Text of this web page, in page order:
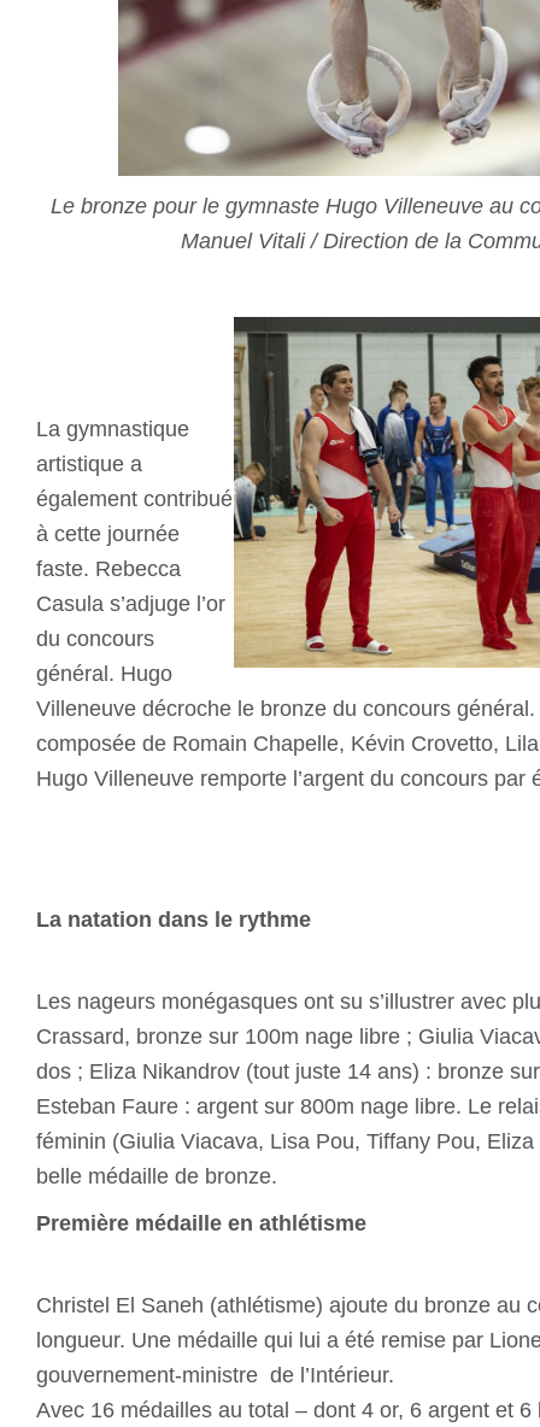
Le bronze pour le gymnaste Hugo Villeneuve au
Manuel Vitali / Direction de la
La gymnastique
artistique a
également contribué
à cette journée
faste. Rebecca
Casula s’adjuge l’or
du concours
général. Hugo
Villeneuve décroche le bronze du concours général.
composée de Romain Chapelle, Kévin Crovetto,
Hugo Villeneuve remporte l’argent du concours par
La natation dans le rythme
Les nageurs monégasques ont su s’illustrer avec
Crassard, bronze sur 100m nage libre ; Giulia
dos ; Eliza Nikandrov (tout juste 14 ans) : bronze
Esteban Faure : argent sur 800m nage libre. Le
féminin (Giulia Viacava, Lisa Pou, Tiffany Pou,
belle médaille de bronze.
Première médaille en athlétisme
Christel El Saneh (athlétisme) ajoute du bronze au
longueur. Une médaille qui lui a été remise par
gouvernement-ministre de l’Intérieur.
Avec 16 médailles au total – dont 4 or, 6 argent et